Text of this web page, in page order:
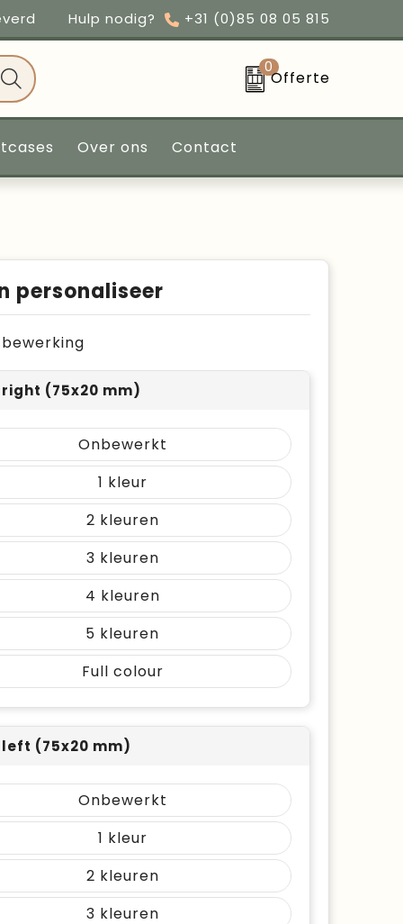
Hulp nodig? +31 (0)85 08 05 815
0
Offerte
Over ons Contact
personaliseer
bewerking
right (75x20 mm)
Onbewerkt
1
2
3
4
5
Full colour
left (75x20 mm)
Onbewerkt
1
2
3